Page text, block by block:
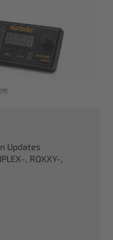
Updates
, ROXXY-,